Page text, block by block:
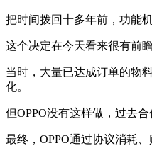
把时间拨回十多年前，功能
这个决定在今天看来很有前
当时，大量已达成订单的物
化。
但OPPO没有这样做，过去
最终，OPPO通过协议消耗